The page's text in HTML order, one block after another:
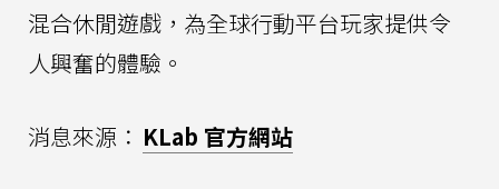
混合休閒遊戲，為全球行動平台玩家提供令
人興奮的體驗。
消息來源： KLab 官方網站